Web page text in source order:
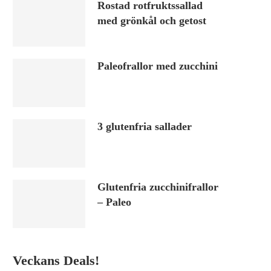
Rostad rotfruktssallad
med grönkål och getost
Paleofrallor med zucchini
3 glutenfria sallader
Glutenfria zucchinifrallor
– Paleo
Veckans Deals!